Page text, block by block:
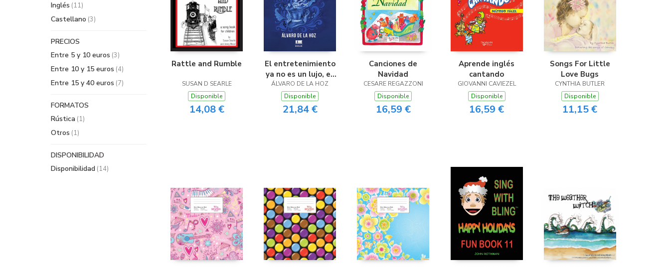
Rattle and Rumble
SUSAN D SEARLE
Disponible
14,08 €
El entretenimiento
ya no es un lujo, es
una necesidad
estratégica
ÁLVARO DE LA HOZ
Disponible
21,84 €
Canciones de
Navidad
CESARE REGAZZONI
Disponible
16,59 €
Aprende inglés
cantando
GIOVANNI CAVIEZEL
Disponible
16,59 €
Songs For Little
Love Bugs
CYNTHIA BUTLER
Disponible
11,15 €
Inglés (11)
Castellano (3)
PRECIOS
Entre 5 y 10 euros (3)
Entre 10 y 15 euros (4)
Entre 15 y 40 euros (7)
FORMATOS
Rústica (1)
Otros (1)
DISPONIBILIDAD
Disponibilidad (14)